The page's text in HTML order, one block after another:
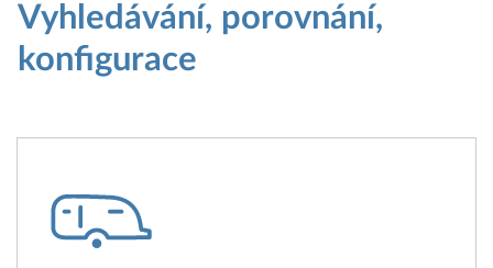
Vyhledávání, porovnání,
konfigurace